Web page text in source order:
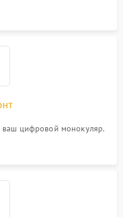
цифровой монокуляр.